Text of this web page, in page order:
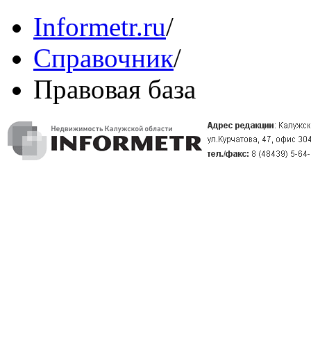
Informetr.ru/
Справочник/
Правовая база